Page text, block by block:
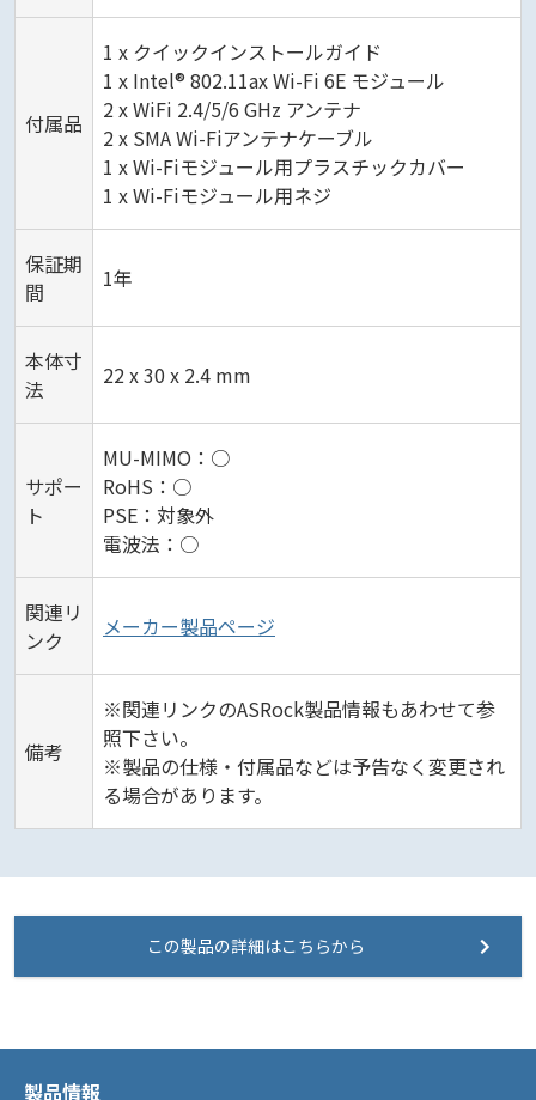
付属品
1 x クイックインストールガイド
1 x Intel® 802.11ax Wi-Fi 6E モジュール
2 x WiFi 2.4/5/6 GHz アンテナ
2 x SMA Wi-Fiアンテナケーブル
1 x Wi-Fiモジュール用プラスチックカバー
1 x Wi-Fiモジュール用ネジ
保証期
間
1年
本体寸
法
22 x 30 x 2.4 mm
サポー
ト
MU-MIMO：○
RoHS：○
PSE：対象外
電波法：○
関連リ
ンク
メーカー製品ページ
備考
※関連リンクのASRock製品情報もあわせて参
照下さい。
※製品の仕様・付属品などは予告なく変更され
る場合があります。
この製品の詳細はこちらから
製品情報